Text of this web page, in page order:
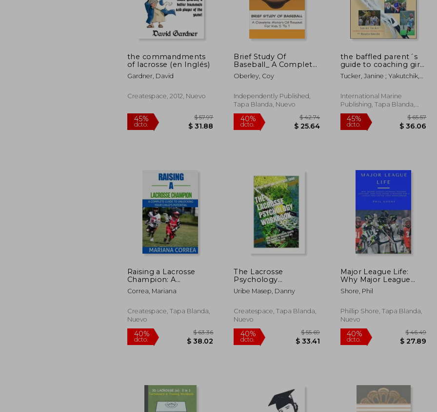
40% 40% $ 53.99 45%
the commandments
of lacrosse (en Inglés)
Gardner, David
Createspace, 2012, Nuevo
45%
dcto.
$ 57.97
$ 31.88
Brief Study Of
Baseball_ A Complete
History Of Baseball
For Kids 5 To 7:
Kids 5-7 (en Inglés)
Oberley, Coy
Independently Published,
Tapa Blanda, Nuevo
40%
dcto.
$ 42.74
$ 25.64
the baffled parent´s
guide to coaching girls
´ lacrosse (en Inglés)
Tucker, Janine ; Yakutchik,
International Marine
Publishing, Tapa Blanda,
Nuevo
45%
Raising a Lacrosse
Champion: A
complete guide to
unlocking your childs
Correa, Mariana
Createspace, Tapa Blanda,
Nuevo
The Lacrosse
Psychology
Workbook: How to
Use Advanced Sports
Succeed on the
Lacrosse Field (en
Uribe Masep, Danny
Createspace, Tapa Blanda,
Nuevo
Major League Life:
Why Major League
Lacrosse Players,
Coaches, and Fans
League that Often
Goes Overlooked (en
Shore, Phil
Phillip Shore, Tapa Blanda,
Nuevo